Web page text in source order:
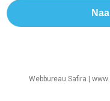
Webbureau Safira |